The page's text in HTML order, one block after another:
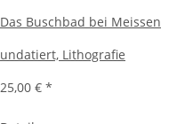
Das Buschbad bei Meissen
undatiert, Lithografie
25,00 € *